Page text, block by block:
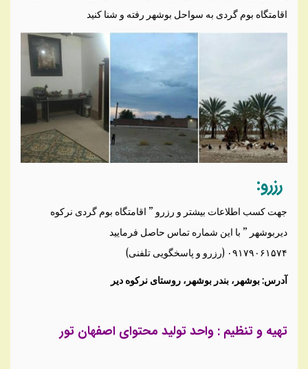
اقامتگاه بوم گردی به سواحل بوشهر رفته و شنا کنید
رزرو:
جهت کسب اطلاعات بیشتر و رزرو ” اقامتگاه بوم گردی نرکوه
دیربوشهر ” با این شماره تماس حاصل فرمایید
۰۹۱۷۹۰۶۱۵۷۴ (رزرو و پاسخگویی تلفنی)
آدرس: بوشهر، بندر بوشهر، روستای نرکوه دیر
تهیه و تنظیم : واحد تولید محتوای اصفهان تور